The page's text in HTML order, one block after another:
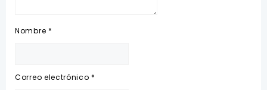
Nombre *
Correo electrónico *